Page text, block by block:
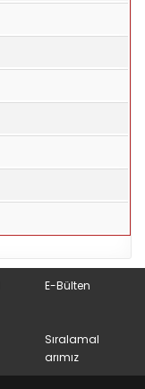
E-Bülten
Sıralamal
arımız